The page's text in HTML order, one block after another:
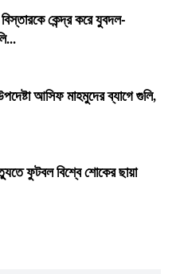
কেন্দ্র করে যুবদল-
আসিফ মাহমুদের ব্যাগে গুলি,
ফুটবল বিশ্বে শোকের ছায়া